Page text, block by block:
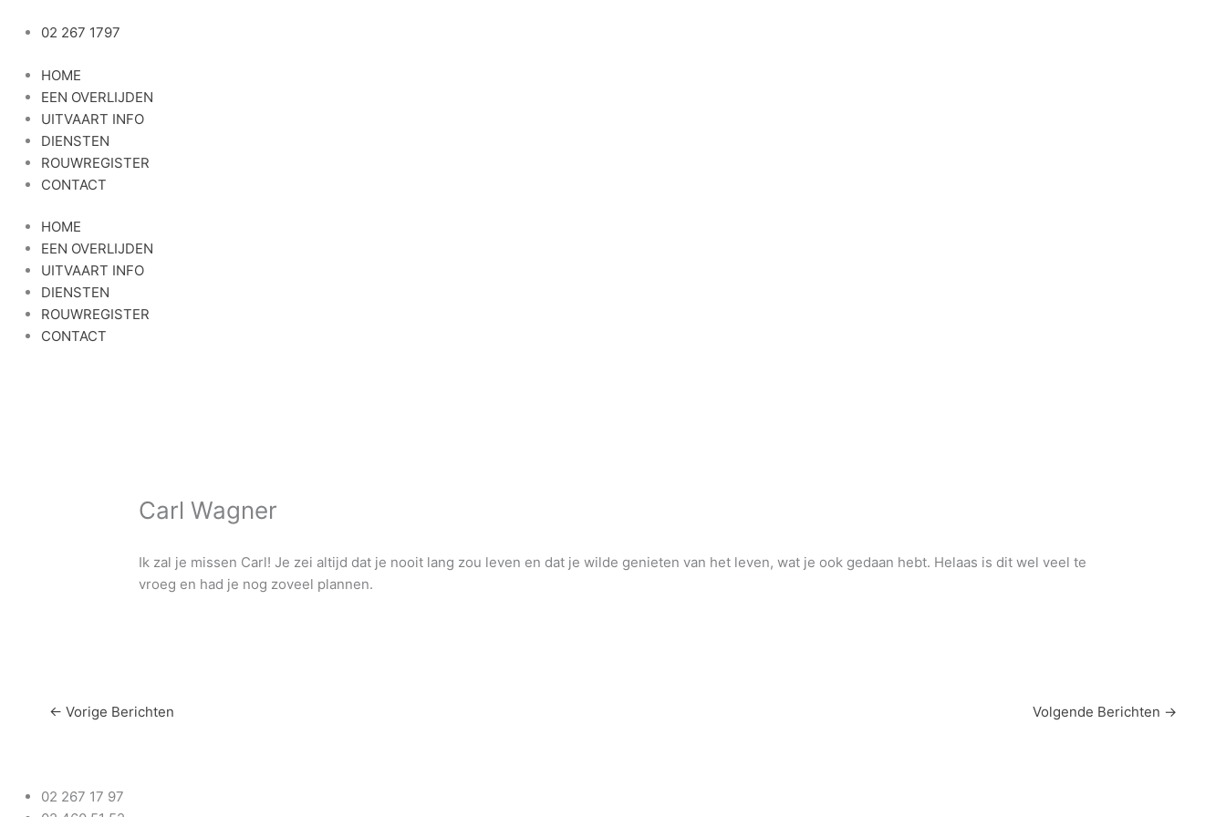
naar
inhoud
02 267 1797
HOME
EEN OVERLIJDEN
UITVAART INFO
DIENSTEN
ROUWREGISTER
CONTACT
HOME
EEN OVERLIJDEN
UITVAART INFO
DIENSTEN
ROUWREGISTER
CONTACT
Carl Wagner
Ik zal je missen Carl! Je zei altijd dat je nooit lang zou leven en dat je wilde genieten van het leven, wat je ook gedaan hebt. Helaas is dit wel veel te
vroeg en had je nog zoveel plannen.
← Vorige Berichten Volgende Berichten →
02 267 17 97